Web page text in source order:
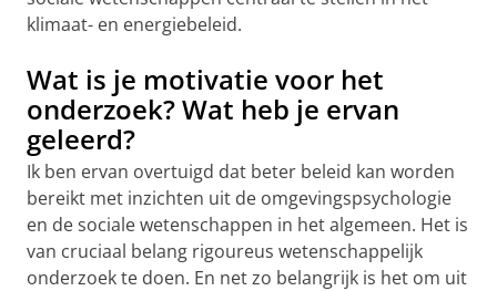
klimaat- en energiebeleid.
Wat is je motivatie voor het
onderzoek? Wat heb je ervan
geleerd?
Ik ben ervan overtuigd dat beter beleid kan worden
bereikt met inzichten uit de omgevingspsychologie
en de sociale wetenschappen in het algemeen. Het is
van cruciaal belang rigoureus wetenschappelijk
onderzoek te doen. En net zo belangrijk is het om uit